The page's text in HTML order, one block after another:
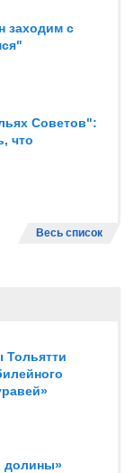
заходим с
Советов":
что
Весь список
долины»